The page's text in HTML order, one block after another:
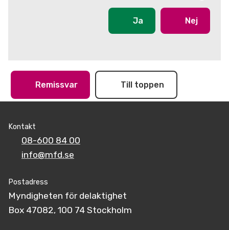
Ja Nej
Remissvar Till toppen
Kontakt
08-600 84 00
info@mfd.se
Postadress
Myndigheten för delaktighet
Box 47082, 100 74 Stockholm